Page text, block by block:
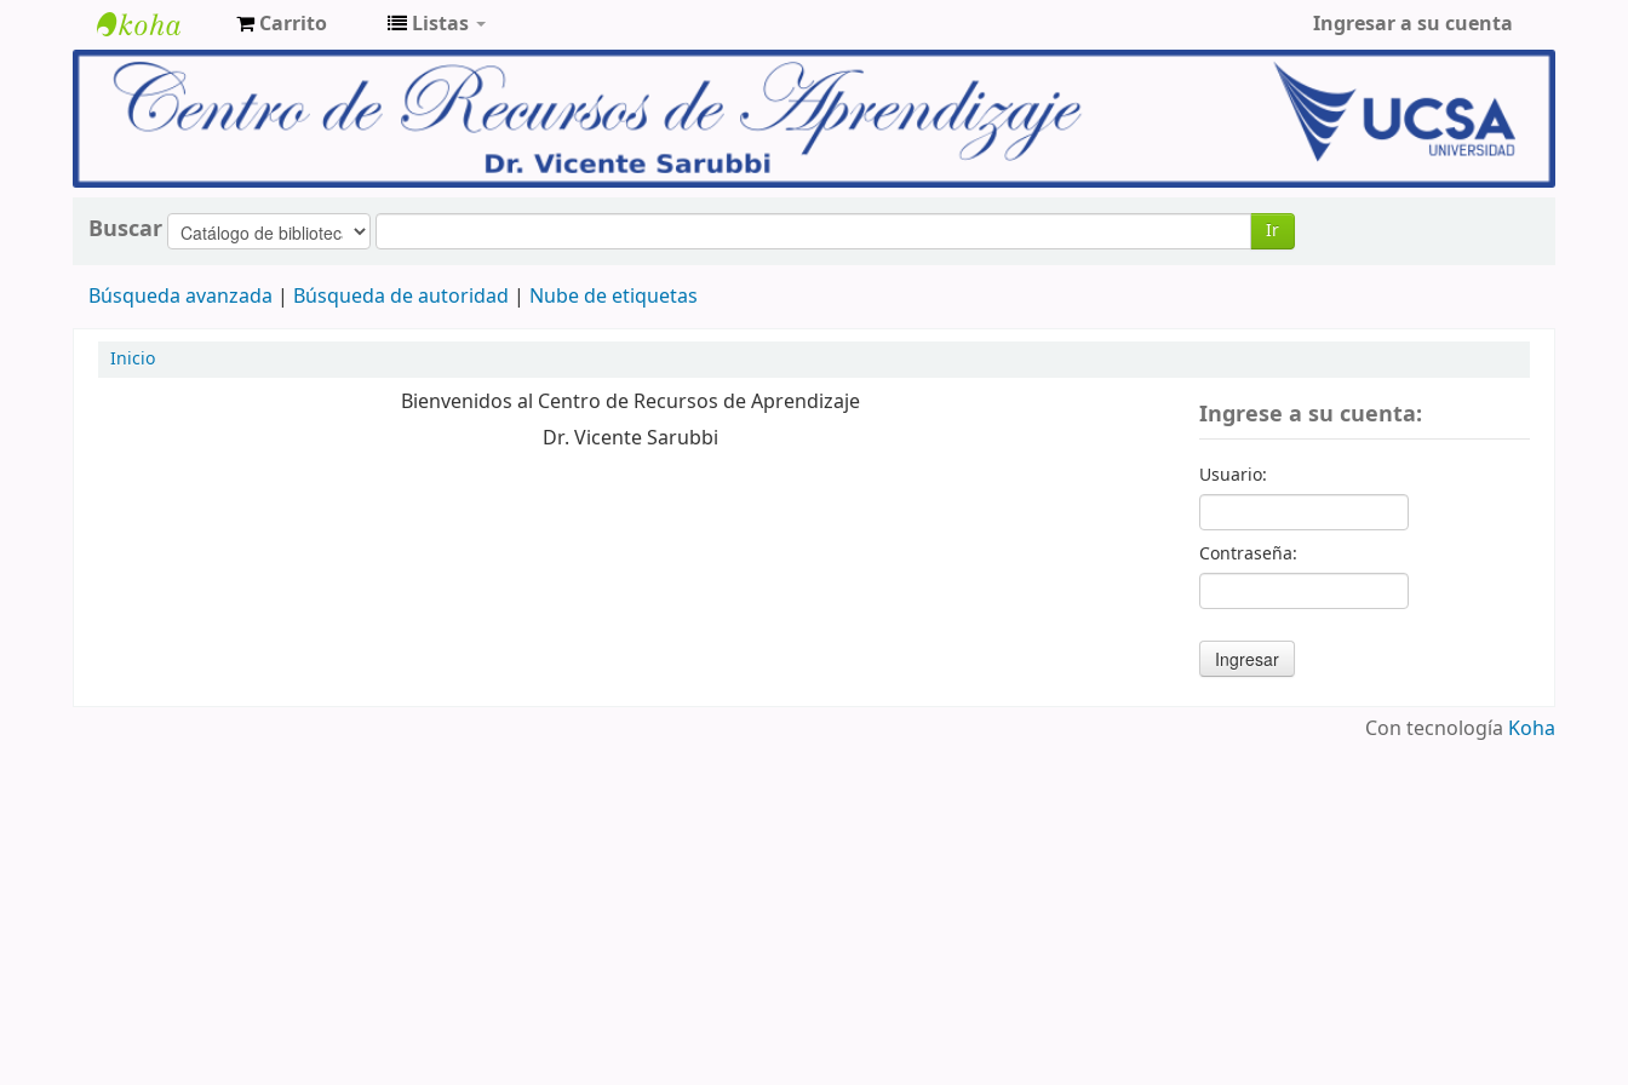
Catálogo
en línea
Carrito Listas Ingresar a su cuenta
Buscar Ir
Búsqueda avanzada Búsqueda de autoridad Nube de etiquetas
Inicio
Bienvenidos al Centro de Recursos de Aprendizaje
Dr. Vicente Sarubbi
Ingrese a su cuenta:
Usuario:
Contraseña:
Con tecnología Koha